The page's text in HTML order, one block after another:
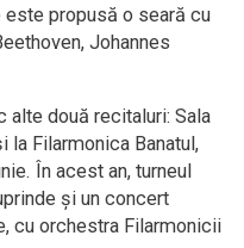
este propusă o seară cu
Johannes
alte două recitaluri: Sala
la Filarmonica Banatul,
În acest an, turneul
și un concert
cu orchestra Filarmonicii